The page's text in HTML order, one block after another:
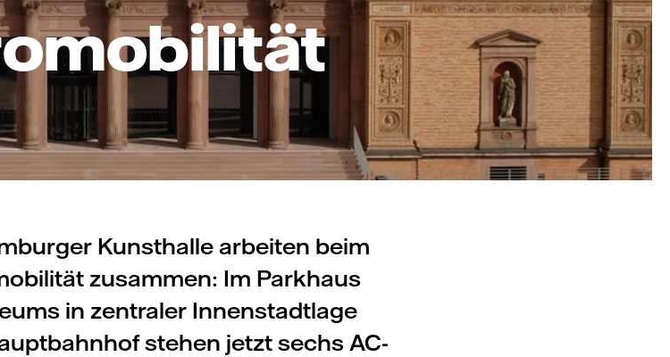
Kunsthalle arbeiten beim
zusammen: Im Parkhaus
in zentraler Innenstadtlage
stehen jetzt sechs AC-